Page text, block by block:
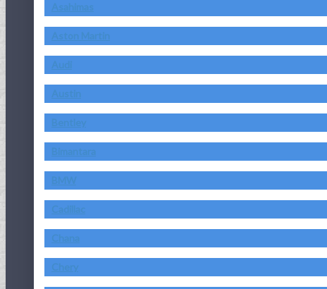
Asahimas
Aston Martin
Audi
Austin
Bentley
Bimantara
BMW
Cadillac
Chana
Chery